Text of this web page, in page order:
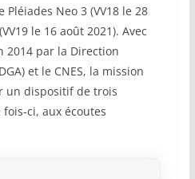
Pléiades Neo 3 (VV18 le 28
le 16 août 2021). Avec
2014 par la Direction
et le CNES, la mission
un dispositif de trois
ci, aux écoutes